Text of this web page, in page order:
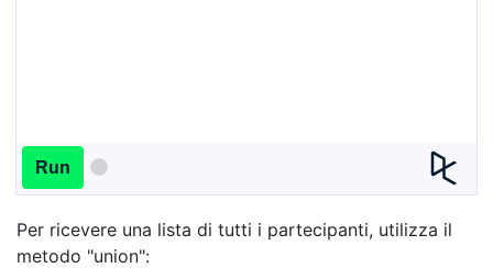
Run
Per ricevere una lista di tutti i partecipanti, utilizza il
metodo "union":